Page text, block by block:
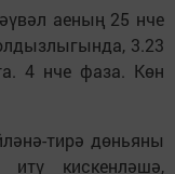
аеның 25 нче
3.23
4 нче фаза. Көн
тирә дөньяны
кискенләшә,